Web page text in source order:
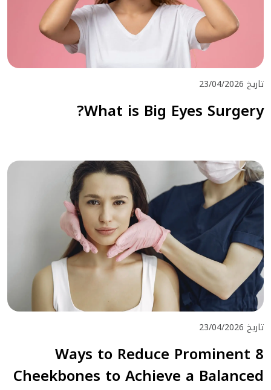
تاريخ 23/04/2026
What is Big Eyes Surgery?
تاريخ 23/04/2026
8 Ways to Reduce Prominent
Cheekbones to Achieve a Balanced